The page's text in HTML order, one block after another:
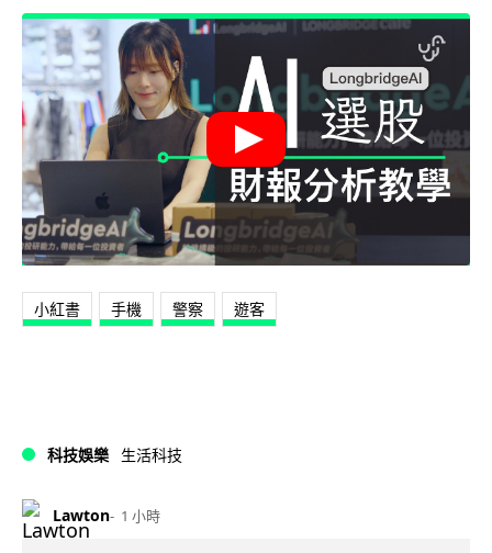
小紅書 手機 警察 遊客
科技娛樂 生活科技
Lawton 1 小時